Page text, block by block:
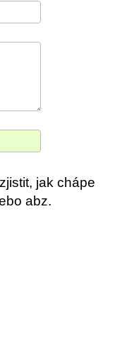
jak chápe
abz.